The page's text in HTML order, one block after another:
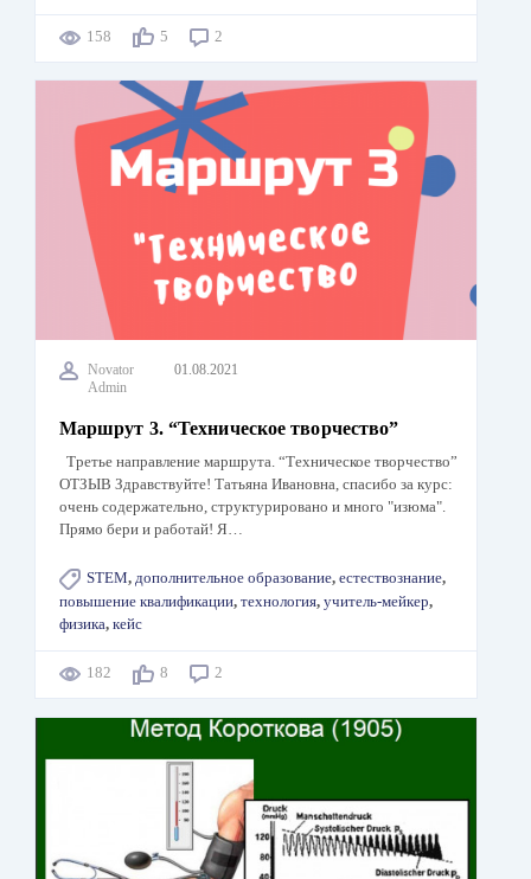
158 5 2
Novator
Admin
01.08.2021
Маршрут 3. “Техническое творчество”
Третье направление маршрута. “Техническое творчество”
ОТЗЫВ Здравствуйте! Татьяна Ивановна, спасибо за курс:
очень содержательно, структурировано и много "изюма".
Прямо бери и работай! Я…
STEM, дополнительное образование, естествознание,
повышение квалификации, технология, учитель-мейкер,
физика, кейс
182 8 2